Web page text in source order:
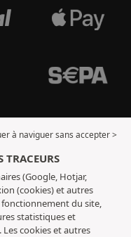
à naviguer sans accepter >
TRACEURS
(Google, Hotjar,
(cookies) et autres
du site,
statistiques et
cookies et autres